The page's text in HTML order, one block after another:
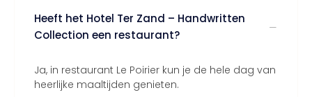
Heeft het Hotel Ter Zand – Handwritten
Collection een restaurant?
Ja, in restaurant Le Poirier kun je de hele dag van
heerlijke maaltijden genieten.